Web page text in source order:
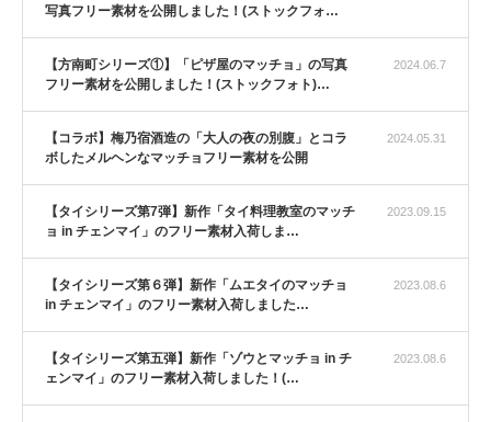
写真フリー素材を公開しました！(ストックフォ…
2024.06.7
【方南町シリーズ①】「ピザ屋のマッチョ」の写真
フリー素材を公開しました！(ストックフォト)…
2024.05.31
【コラボ】梅乃宿酒造の「大人の夜の別腹」とコラ
ボしたメルヘンなマッチョフリー素材を公開
2023.09.15
【タイシリーズ第7弾】新作「タイ料理教室のマッチ
ョ in チェンマイ」のフリー素材入荷しま…
2023.08.6
【タイシリーズ第６弾】新作「ムエタイのマッチョ
in チェンマイ」のフリー素材入荷しました…
2023.08.6
【タイシリーズ第五弾】新作「ゾウとマッチョ in チ
ェンマイ」のフリー素材入荷しました！(…